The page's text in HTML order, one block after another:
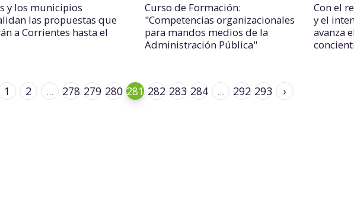
y los municipios
las propuestas que
a Corrientes hasta el
Curso de Formación:
"Competencias organizacionales
para mandos medios de la
Administración Pública"
Con el
y el
avanza
1 2 ... 278 279 280 281 282 283 284 ... 292 293 ›